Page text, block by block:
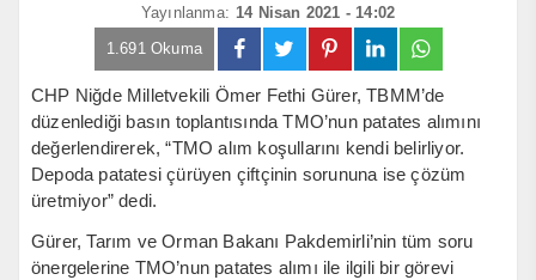
Yayınlanma: 14 Nisan 2021 - 14:02
1.691 Okuma
CHP Niğde Milletvekili Ömer Fethi Gürer, TBMM’de
düzenlediği basın toplantısında TMO’nun patates alımını
değerlendirerek, “TMO alım koşullarını kendi belirliyor.
Depoda patatesi çürüyen çiftçinin sorununa ise çözüm
üretmiyor” dedi.
Gürer, Tarım ve Orman Bakanı Pakdemirli’nin tüm soru
önergelerine TMO’nun patates alımı ile ilgili bir görevi